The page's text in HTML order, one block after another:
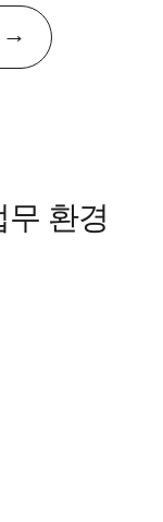
환경